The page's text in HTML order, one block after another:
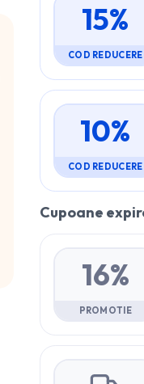
15%
COD REDUCERE
10%
COD REDUCERE
Cupoane
16%
PROMOTIE